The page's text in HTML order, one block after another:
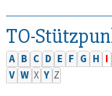
TO-
A B C D E F G H I
V W X Y Z